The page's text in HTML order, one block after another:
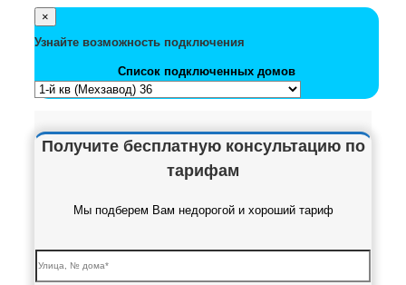
×
Узнайте возможность подключения
Список подключенных домов
Получите бесплатную консультацию по
тарифам
Мы подберем Вам недорогой и хороший тариф